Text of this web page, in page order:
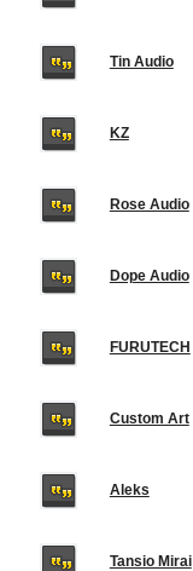
Tin Audio
KZ
Rose Audio
Dope Audio
FURUTECH
Custom Art
Aleks
Tansio Mirai